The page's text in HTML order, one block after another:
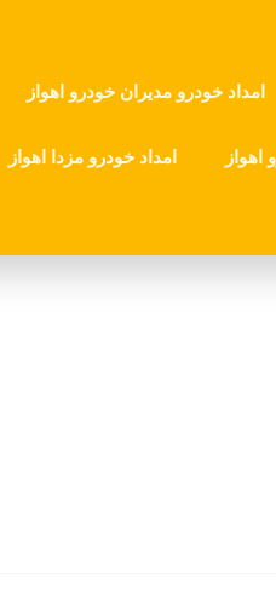
امداد خودرو مدیران خودرو اهواز
اهواز امداد خودرو مزدا اهواز